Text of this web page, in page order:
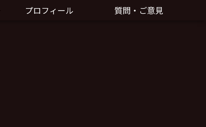
プロフィール 質問・ご意見